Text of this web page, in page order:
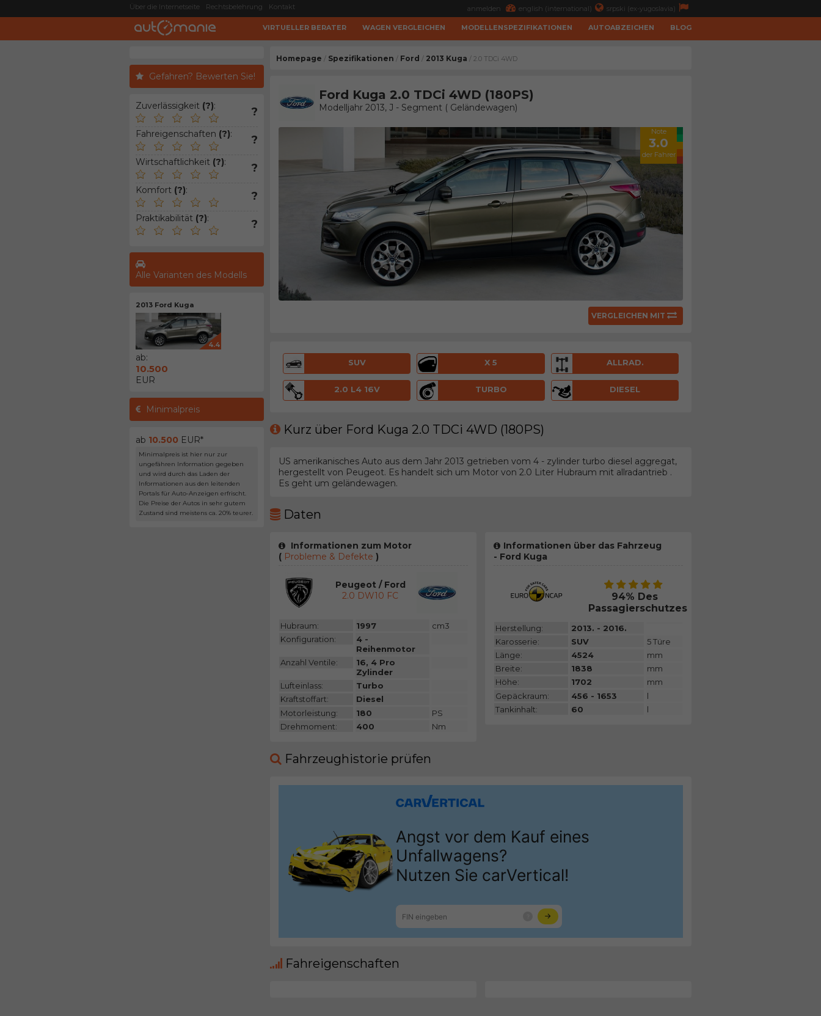
Über die Internetseite Rechtsbelehrung Kontakt anmelden english (international) srpski (ex-yugoslavia)
VIRTUELLER BERATER WAGEN VERGLEICHEN MODELLENSPEZIFIKATIONEN AUTOABZEICHEN BLOG
Gefahren? Bewerten Sie!
Zuverlässigkeit (?): ?
Fahreigenschaften (?): ?
Wirtschaftlichkeit (?): ?
Komfort (?): ?
Praktikabilität (?): ?
Alle Varianten des Modells
2013 Ford Kuga
4.4
ab:
10.500
EUR
Minimalpreis
ab 10.500 EUR*
Minimalpreis ist hier nur zur
ungefähren Information gegeben
und wird durch das Laden der
Informationen aus den leitenden
Portals für Auto-Anzeigen erfrischt.
Die Preise der Autos in sehr gutem
Zustand sind meistens ca. 20% teurer.
Homepage / Spezifikationen / Ford / 2013 Kuga / 2.0 TDCi 4WD
Ford Kuga 2.0 TDCi 4WD (180PS)
Modelljahr 2013, J - Segment ( Geländewagen)
Note
3.0
der Fahrer
VERGLEICHEN MIT
SUV X 5 ALLRAD.
2.0 L4 16V TURBO DIESEL
Kurz über Ford Kuga 2.0 TDCi 4WD (180PS)
US amerikanisches Auto aus dem Jahr 2013 getrieben vom 4 - zylinder turbo diesel aggregat,
hergestellt von Peugeot. Es handelt sich um Motor von 2.0 Liter Hubraum mit allradantrieb .
Es geht um geländewagen.
Daten
Informationen zum Motor
(Probleme & Defekte )
Peugeot / Ford
2.0 DW10 FC
Hubraum: 1997
cm3
Konfiguration:
4 -
Reihenmotor
Anzahl Ventile:
16, 4 Pro
Zylinder
Lufteinlass:
Turbo
Kraftstoffart:
Diesel
Motorleistung:
180
PS
Drehmoment:
400 Nm
Informationen über das Fahrzeug
- Ford Kuga
94% Des
Passagierschutzes
Herstellung:
2013. - 2016.
Karosserie:
SUV
5 Türe
Länge:
4524
mm
Breite:
1838
mm
Höhe:
1702
mm
Gepäckraum:
456 - 1653
l
Tankinhalt:
60 l
Fahrzeughistorie prüfen
Fahreigenschaften